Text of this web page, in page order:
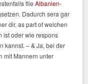
flieAlbanien-
Dadurch sera gar
dir, as part of welchen
ist oder wie respons
kannst. – & Ja, bei der
mit Mannern unter